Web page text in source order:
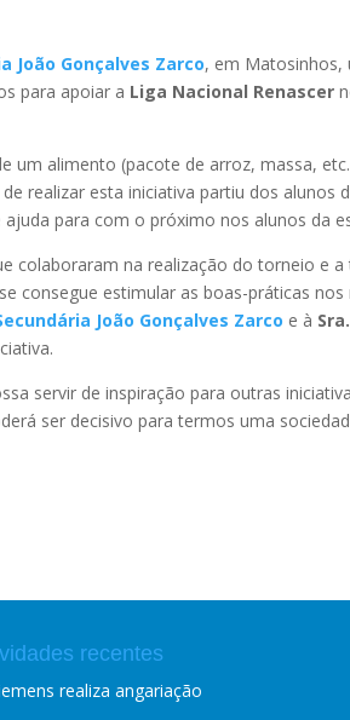
João Gonçalves Zarco, em Matosinhos,
para apoiar a Liga Nacional Renascer
um alimento (pacote de arroz, massa,
realizar esta iniciativa partiu dos alunos
para com o próximo nos alunos da
colaboraram na realização do torneio e
consegue estimular as boas-práticas
João Gonçalves Zarco e à
servir de inspiração para outras
ser decisivo para termos uma
recentes
realiza angariação